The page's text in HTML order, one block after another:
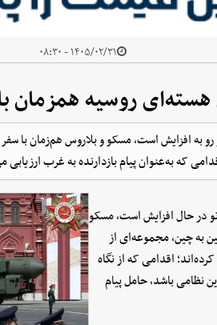
۱۴۰۵/۰۲/۳۱ - ۰۸:۳۰
هسته‌ای روسیه همزمان
به افزایش است، مسکو و بلاروس هم‌زمان با سفر
که به‌عنوان پیام بازدارنده به غرب
در حال افزایش است، مسکو
به چین، مجموعه‌ای از
اقدامی که از نگاه
نظامی باشد، حامل پیام